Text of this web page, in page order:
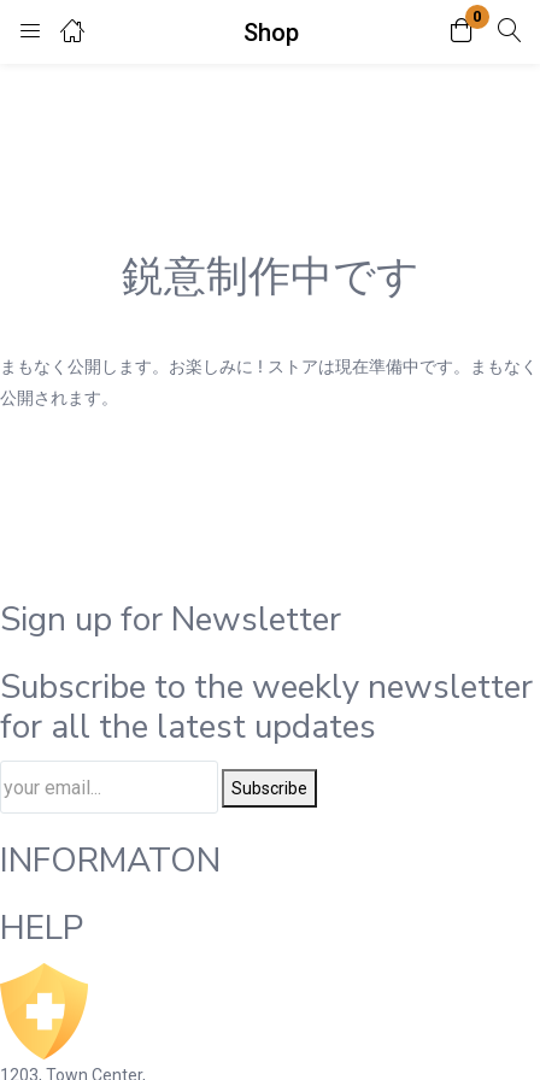
Shop
0
Login
鋭意制作中です
まもなく公開します。お楽しみに ! ストアは現在準備中です。まもなく
公開されます。
Sign up for Newsletter
Subscribe to the weekly newsletter
for all the latest updates
Subscribe
INFORMATON
HELP
1203, Town Center,